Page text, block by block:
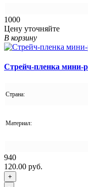
1000
Цену уточняйте
В корзину
Стрейч-пленка мини-
Страна:
Материал:
940
120.00 руб.
+